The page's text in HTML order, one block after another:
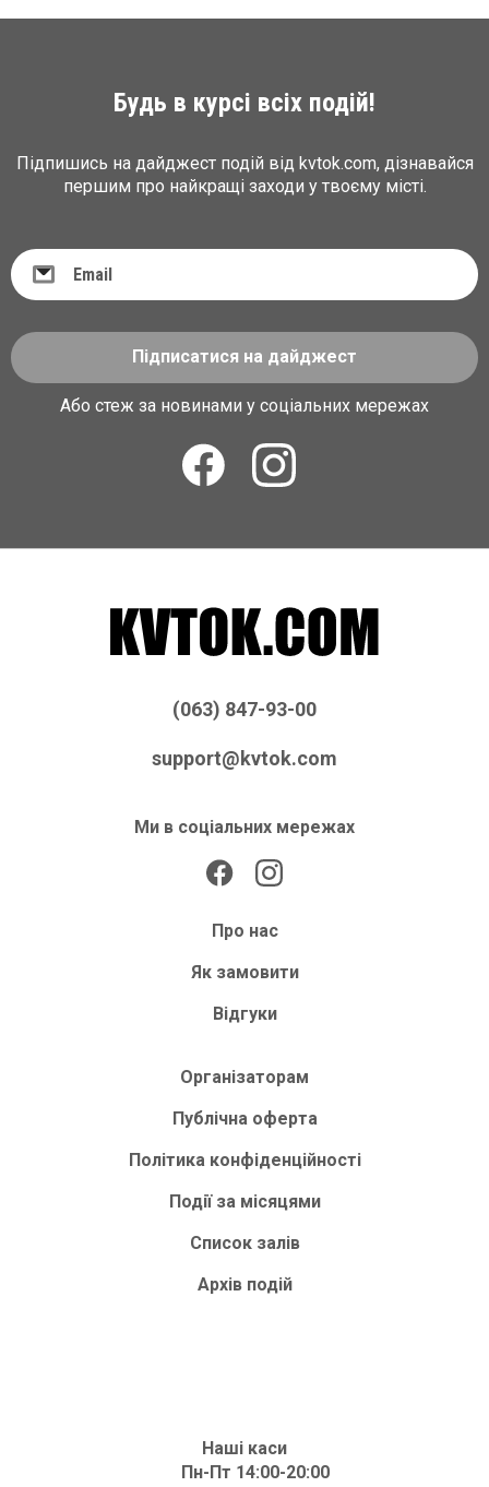
Будь в курсі всіх подій!
Підпишись на дайджест подій від kvtok.com, дізнавайся
першим про найкращі заходи у твоєму місті.
Підписатися на дайджест
Або стеж за новинами у соціальних мережах
(063) 847-93-00
support@kvtok.com
Ми в соціальних мережах
Про нас
Як замовити
Відгуки
Організаторам
Публічна оферта
Політика конфіденційності
Події за місяцями
Список залів
Архів подій
Наші каси
Пн-Пт 14:00-20:00